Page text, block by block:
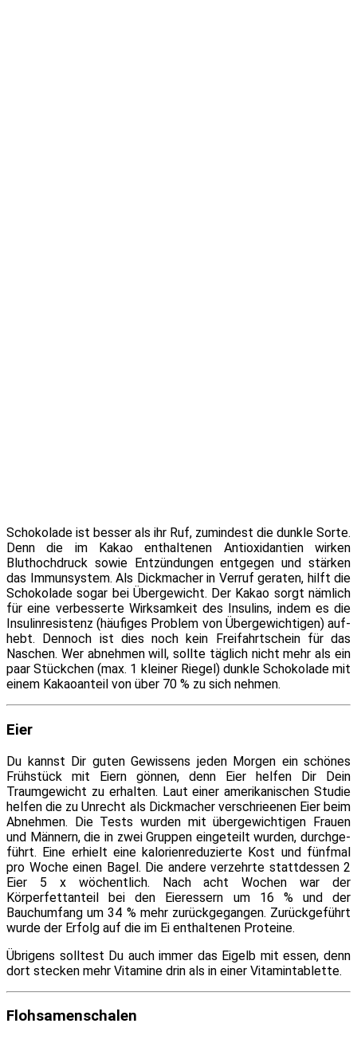
Schokolade ist bes­ser als ihr Ruf, zu­min­dest die dunk­le Sorte.
Denn die im Kakao ent­hal­te­nen Antioxidantien wir­ken
Bluthochdruck so­wie Entzündungen ent­ge­gen und stär­ken
das Immunsystem. Als Dickmacher in Verruf ge­ra­ten, hilft die
Schokolade so­gar bei Übergewicht. Der Kakao sorgt näm­lich
für ei­ne ver­bes­ser­te Wirksamkeit des Insulins, in­dem es die
Insulinresistenz (häu­fi­ges Problem von Übergewichtigen) auf­
hebt. Dennoch ist dies noch kein Freifahrtschein für das
Naschen. Wer ab­neh­men will, soll­te täg­lich nicht mehr als ein
paar Stückchen (max. 1 klei­ner Riegel) dunk­le Schokolade mit
ei­nem Kakaoanteil von über 70 % zu sich nehmen.
Eier
Du kannst Dir gu­ten Gewissens je­den Morgen ein schö­nes
Frühstück mit Eiern gön­nen, denn Eier hel­fen Dir Dein
Traumgewicht zu er­hal­ten. Laut ei­ner ame­ri­ka­ni­schen Studie
hel­fen die zu Unrecht als Dickmacher ver­schriee­nen Eier beim
Abnehmen. Die Tests wur­den mit über­ge­wich­ti­gen Frauen
und Männern, die in zwei Gruppen ein­ge­teilt wur­den, durch­ge­
führt. Eine er­hielt ei­ne ka­lo­rien­re­du­zier­te Kost und fünf­mal
pro Woche ei­nen Bagel. Die an­de­re ver­zehr­te statt­des­sen 2
Eier 5 x wö­chent­lich. Nach acht Wochen war der
Körperfettanteil bei den Eieressern um 16 % und der
Bauchumfang um 34 % mehr zu­rück­ge­gan­gen. Zurückgeführt
wur­de der Erfolg auf die im Ei ent­hal­te­nen Proteine.
Übrigens soll­test Du auch im­mer das Eigelb mit es­sen, denn
dort ste­cken mehr Vitamine drin als in ei­ner Vitamintablette.
Flohsamenschalen